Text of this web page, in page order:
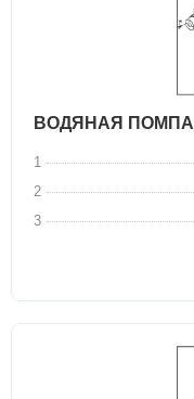
ВОДЯНАЯ ПОМПА
1
2
3